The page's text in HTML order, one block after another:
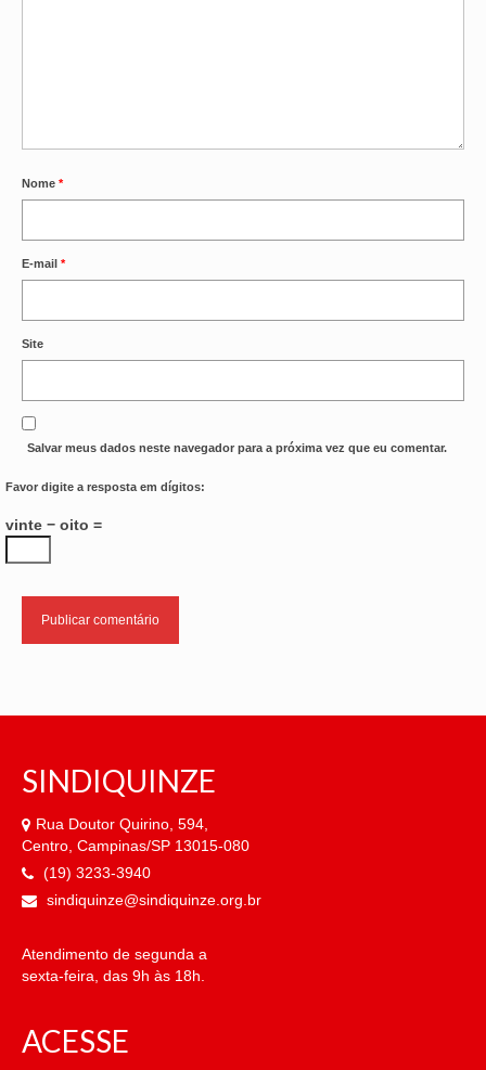
Nome *
E-mail *
Site
Salvar meus dados neste navegador para a próxima vez que eu comentar.
Favor digite a resposta em dígitos:
vinte − oito =
SINDIQUINZE
Rua Doutor Quirino, 594,
Centro, Campinas/SP 13015-080
(19) 3233-3940
sindiquinze@sindiquinze.org.br
Atendimento de segunda a
sexta-feira, das 9h às 18h.
ACESSE